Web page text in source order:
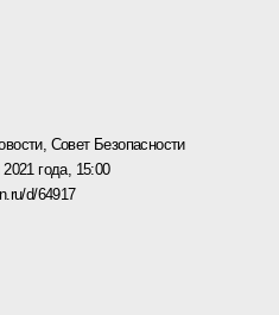
, Совет Безопасности
года, 15:00
d/64917